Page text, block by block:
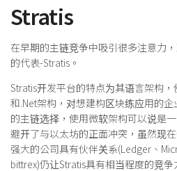
ICO评析
新手入门教学
交易所
钱包
区块链应用
客座专栏
Stratis
在早期的主链竞争中吸引很多注意力
的代表-Stratis。
Stratis开发平台的特点为其语言架构
和.Net架构，对想建构区块练应用的
的主链选择，使用微软架构可以说是
避开了与以太坊的正面冲突，虽然现
强大的公司具有伙伴关系(Ledger、
bittrex)仍让Stratis具有相当程度的竞争